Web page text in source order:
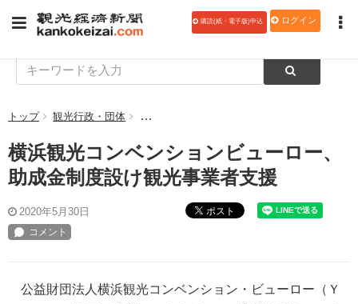
購読(紙・電子版)申込 ログイン
トップ 観光行政・団体 横浜観光コンベンションビューロー、助成金
横浜観光コンベンションビューロー、
助成金制度設け観光事業者支援
2020年5月30日 ポスト
公益財団法人横浜観光コンベンション・ビューロー（Ｙ